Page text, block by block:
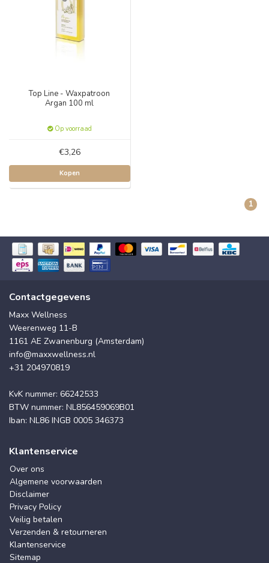
Top Line - Waxpatroon
Argan 100 ml
Op voorraad
€3,26
Kopen
1
Contactgegevens
Maxx Wellness
Weerenweg 11-B
1161 AE Zwanenburg (Amsterdam)
info@maxxwellness.nl
+31 204970819
KvK nummer: 66242533
BTW nummer: NL856459069B01
Iban: NL86 INGB 0005 346373
Klantenservice
Over ons
Algemene voorwaarden
Disclaimer
Privacy Policy
Veilig betalen
Verzenden & retourneren
Klantenservice
Sitemap